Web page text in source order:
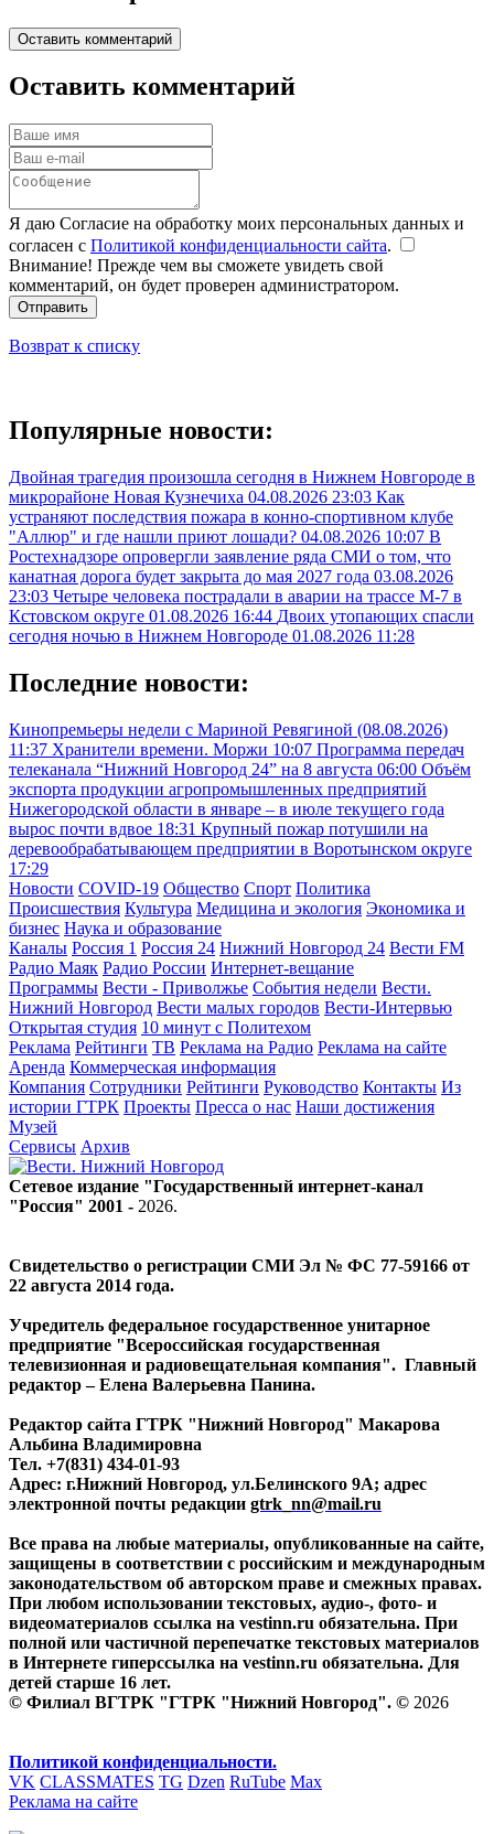
Оставить комментарий
Оставить комментарий
Я даю Согласие на обработку моих персональных данных и
согласен с Политикой конфиденциальности сайта.
Внимание! Прежде чем вы сможете увидеть свой
комментарий, он будет проверен администратором.
Отправить
Возврат к списку
Популярные новости:
Двойная трагедия произошла сегодня в Нижнем Новгороде в
микрорайоне Новая Кузнечиха 04.08.2026 23:03 Как
устраняют последствия пожара в конно-спортивном клубе
"Аллюр" и где нашли приют лошади? 04.08.2026 10:07 В
Ростехнадзоре опровергли заявление ряда СМИ о том, что
канатная дорога будет закрыта до мая 2027 года 03.08.2026
23:03 Четыре человека пострадали в аварии на трассе М-7 в
Кстовском округе 01.08.2026 16:44 Двоих утопающих спасли
сегодня ночью в Нижнем Новгороде 01.08.2026 11:28
Последние новости:
Кинопремьеры недели с Мариной Ревягиной (08.08.2026)
11:37 Хранители времени. Моржи 10:07 Программа передач
телеканала “Нижний Новгород 24” на 8 августа 06:00 Объём
экспорта продукции агропромышленных предприятий
Нижегородской области в январе – в июле текущего года
вырос почти вдвое 18:31 Крупный пожар потушили на
деревообрабатывающем предприятии в Воротынском округе
17:29
Новости COVID-19 Общество Спорт Политика
Происшествия Культура Медицина и экология Экономика и
бизнес Наука и образование
Каналы Россия 1 Россия 24 Нижний Новгород 24 Вести FM
Радио Маяк Радио России Интернет-вещание
Программы Вести - Приволжье События недели Вести.
Нижний Новгород Вести малых городов Вести-Интервью
Открытая студия 10 минут с Политехом
Реклама Рейтинги ТВ Реклама на Радио Реклама на сайте
Аренда Коммерческая информация
Компания Сотрудники Рейтинги Руководство Контакты Из
истории ГТРК Проекты Пресса о нас Наши достижения
Музей
Сервисы Архив
Сетевое издание "Государственный интернет-канал
"Россия" 2001 - 2026.
Свидетельство о регистрации СМИ Эл № ФС 77-59166 от
22 августа 2014 года.
Учредитель федеральное государственное унитарное
предприятие "Всероссийская государственная
телевизионная и радиовещательная компания". Главный
редактор – Елена Валерьевна Панина.
Редактор сайта ГТРК "Нижний Новгород" Макарова
Альбина Владимировна
Тел. +7(831) 434-01-93
Адрес: г.Нижний Новгород, ул.Белинского 9А; адрес
электронной почты редакции gtrk_nn@mail.ru
Все права на любые материалы, опубликованные на сайте,
защищены в соответствии с российским и международным
законодательством об авторском праве и смежных правах.
При любом использовании текстовых, аудио-, фото- и
видеоматериалов ссылка на vestinn.ru обязательна. При
полной или частичной перепечатке текстовых материалов
в Интернете гиперссылка на vestinn.ru обязательна. Для
детей старше 16 лет.
© Филиал ВГТРК "ГТРК "Нижний Новгород". © 2026
Политикой конфиденциальности.
VK CLASSMATES TG Dzen RuTube Max
Реклама на сайте